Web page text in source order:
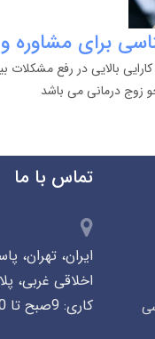
برای
بالایی در رفع
زوج درمانی می باشد
تماس با ما
ایران، تهران،
کاری: 9صبح تا 10شب